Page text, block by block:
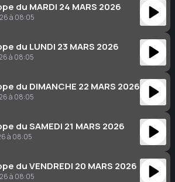
du MARDI 24 MARS 2026
à 08:05
du LUNDI 23 MARS 2026
à 08:05
du DIMANCHE 22 MARS 2026
à 08:05
du SAMEDI 21 MARS 2026
à 08:05
du VENDREDI 20 MARS 2026
à 08:05